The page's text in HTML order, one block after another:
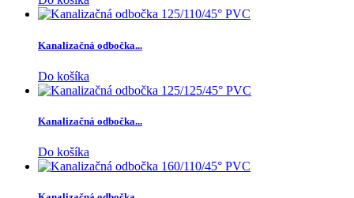
Kanalizačná odbočka...
Do košíka
Kanalizačná odbočka...
Do košíka